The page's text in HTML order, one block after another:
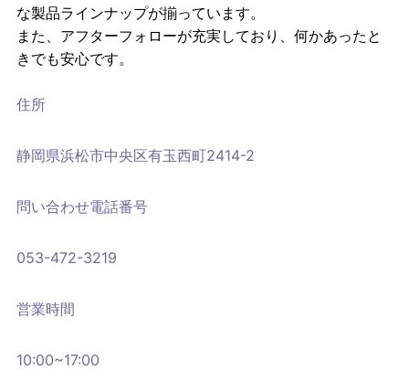
な製品ラインナップが揃っています。
また、アフターフォローが充実しており、何かあったと
きでも安心です。
住所
静岡県浜松市中央区有玉西町2414-2
問い合わせ電話番号
053-472-3219
営業時間
10:00~17:00